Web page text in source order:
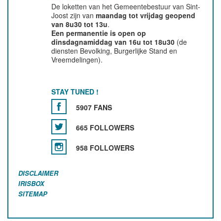
De loketten van het Gemeentebestuur van Sint-
Joost zijn vanmaandag tot vrijdag geopend
van 8u30 tot 13u.
Een permanentie is open op
dinsdagnamiddag van 16u tot 18u30 (de
diensten Bevolking, Burgerlijke Stand en
Vreemdelingen).
STAY TUNED !
5907 FANS
665 FOLLOWERS
958 FOLLOWERS
DISCLAIMER
IRISBOX
SITEMAP